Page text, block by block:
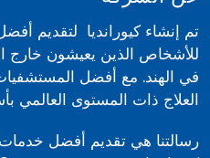
تم إنشاء كيورانديا لتقديم
للأشخاص الذين يعيشون خارج
في الهند. مع أفضل
العلاج ذات المستوى العالمي
رسالتنا هي تقديم أفضل خدمات